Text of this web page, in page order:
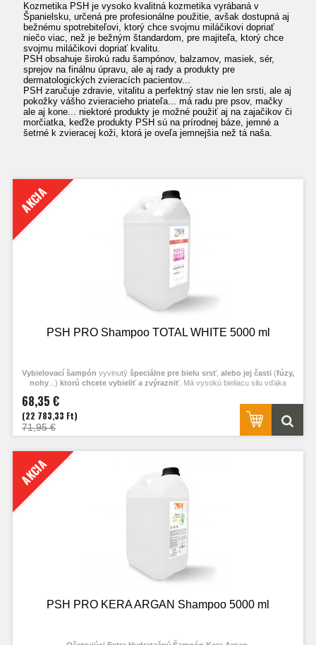
Kozmetika PSH je vysoko kvalitná kozmetika vyrábaná v
Španielsku, určená pre profesionálne použitie, avšak dostupná aj
bežnému spotrebiteľovi, ktorý chce svojmu miláčikovi dopriať
niečo viac, než je bežným štandardom, pre majiteľa, ktorý chce
svojmu miláčikovi dopriať kvalitu.
PSH obsahuje širokú radu šampónov, balzamov, masiek, sér,
sprejov na finálnu úpravu, ale aj rady a produkty pre
dermatologických zvieracích pacientov...
PSH zaručuje zdravie, vitalitu a perfektný stav nie len srsti, ale aj
pokožky vášho zvieracieho priateľa... má radu pre psov, mačky
ale aj kone... niektoré produkty je možné použiť aj na zajačikov či
morčiatka, keďže produkty PSH sú na prírodnej báze, jemné a
šetrné k zvieracej koži, ktorá je oveľa jemnejšia než tá naša.
AKCIA
PSH PRO Shampoo TOTAL WHITE 5000 ml
Vybielovací šampón vyvinutý špeciálne pre bielu srsť, alebo jej časti (fúzy,
nohy ...) ktorú chcete vybieliť a zvýrazniť. Má vysokú bieliacu silu vďaka
vykúpaní. Zamedzuje zažltnutiu, ktoré je ebžné u bielych psov, spôsobované
oxidáciou a zašpinením. Pôsobí tiež ako slnečný filter. Nevysušuje. Má príjemný
68,35 €
(22 783,33 Ft)
71,95 €
AKCIA
PSH PRO KERA ARGAN Shampoo 5000 ml